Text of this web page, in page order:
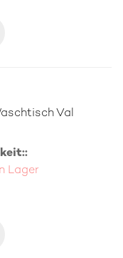
Val
Lager